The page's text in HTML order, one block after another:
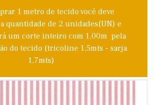
1 metro de tecido você deve
quantidade de 2 unidades(UN) e
um corte inteiro com 1,00m pela
do tecido (tricoline 1,5mts - sarja
1,7mts)